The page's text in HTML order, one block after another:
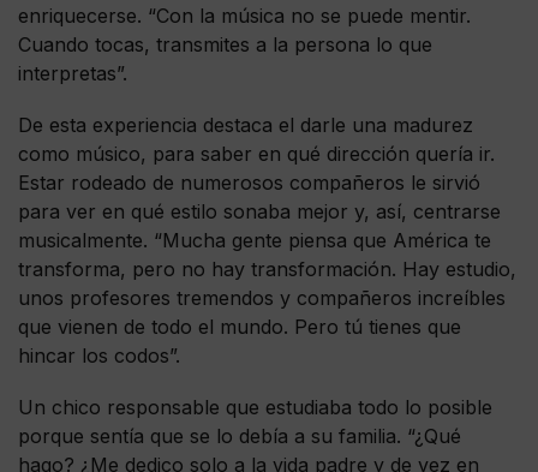
enriquecerse. “Con la música no se puede mentir.
Cuando tocas, transmites a la persona lo que
interpretas”.
De esta experiencia destaca el darle una madurez
como músico, para saber en qué dirección quería ir.
Estar rodeado de numerosos compañeros le sirvió
para ver en qué estilo sonaba mejor y, así, centrarse
musicalmente. “Mucha gente piensa que América te
transforma, pero no hay transformación. Hay estudio,
unos profesores tremendos y compañeros increíbles
que vienen de todo el mundo. Pero tú tienes que
hincar los codos”.
Un chico responsable que estudiaba todo lo posible
porque sentía que se lo debía a su familia. “¿Qué
hago? ¿Me dedico solo a la vida padre y de vez en